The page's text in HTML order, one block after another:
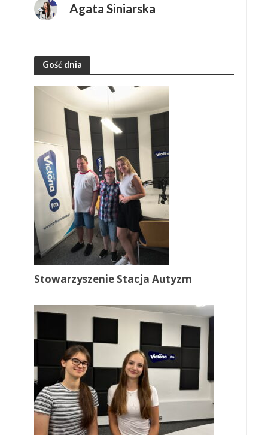
Agata Siniarska
Gość dnia
Stowarzyszenie Stacja Autyzm